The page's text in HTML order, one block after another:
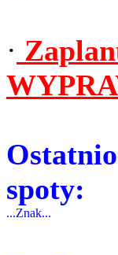
·
spoty:
...Znak...